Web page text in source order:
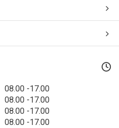
08.00 -17.00
08.00 -17.00
08.00 -17.00
08.00 -17.00